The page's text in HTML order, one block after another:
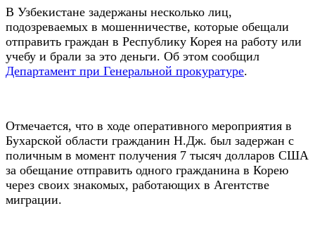
В Узбекистане задержаны несколько лиц,
подозреваемых в мошенничестве, которые обещали
отправить граждан в Республику Корея на работу или
учебу и брали за это деньги. Об этом сообщил
Департамент при Генеральной прокуратуре.
Отмечается, что в ходе оперативного мероприятия в
Бухарской области гражданин Н.Дж. был задержан с
поличным в момент получения 7 тысяч долларов США
за обещание отправить одного гражданина в Корею
через своих знакомых, работающих в Агентстве
миграции.